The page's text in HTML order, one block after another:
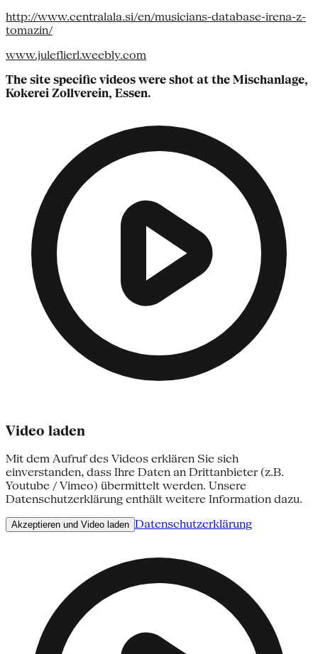
http://www.centralala.si/en/musicians-database-irena-z-
tomazin/
www.juleflierl.weebly.com
The site specific videos were shot at the Mischanlage,
Kokerei Zollverein, Essen.
Video laden
Mit dem Aufruf des Videos erklären Sie sich
einverstanden, dass Ihre Daten an Drittanbieter (z.B.
Youtube / Vimeo) übermittelt werden. Unsere
Datenschutzerklärung enthält weitere Information dazu.
Akzeptieren und Video laden Datenschutzerklärung